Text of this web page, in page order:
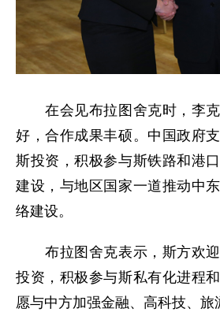
在会见布拉图舍克时，李克
好，合作成果丰硕。中国政府
斯投资，积极参与斯铁路和港
建设，与地区国家一道推动中
络建设。
布拉图舍克表示，斯方欢迎
投资，积极参与斯私有化进程
愿与中方加强金融、高科技、旅